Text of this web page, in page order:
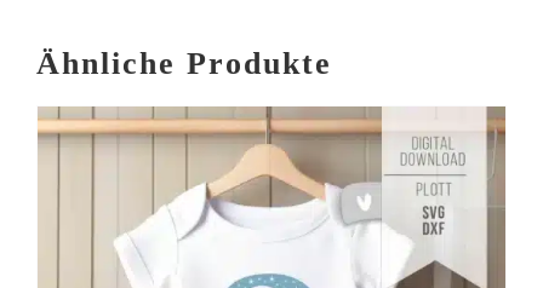
Ähnliche Produkte